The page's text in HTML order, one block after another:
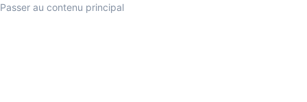
Passer au contenu principal